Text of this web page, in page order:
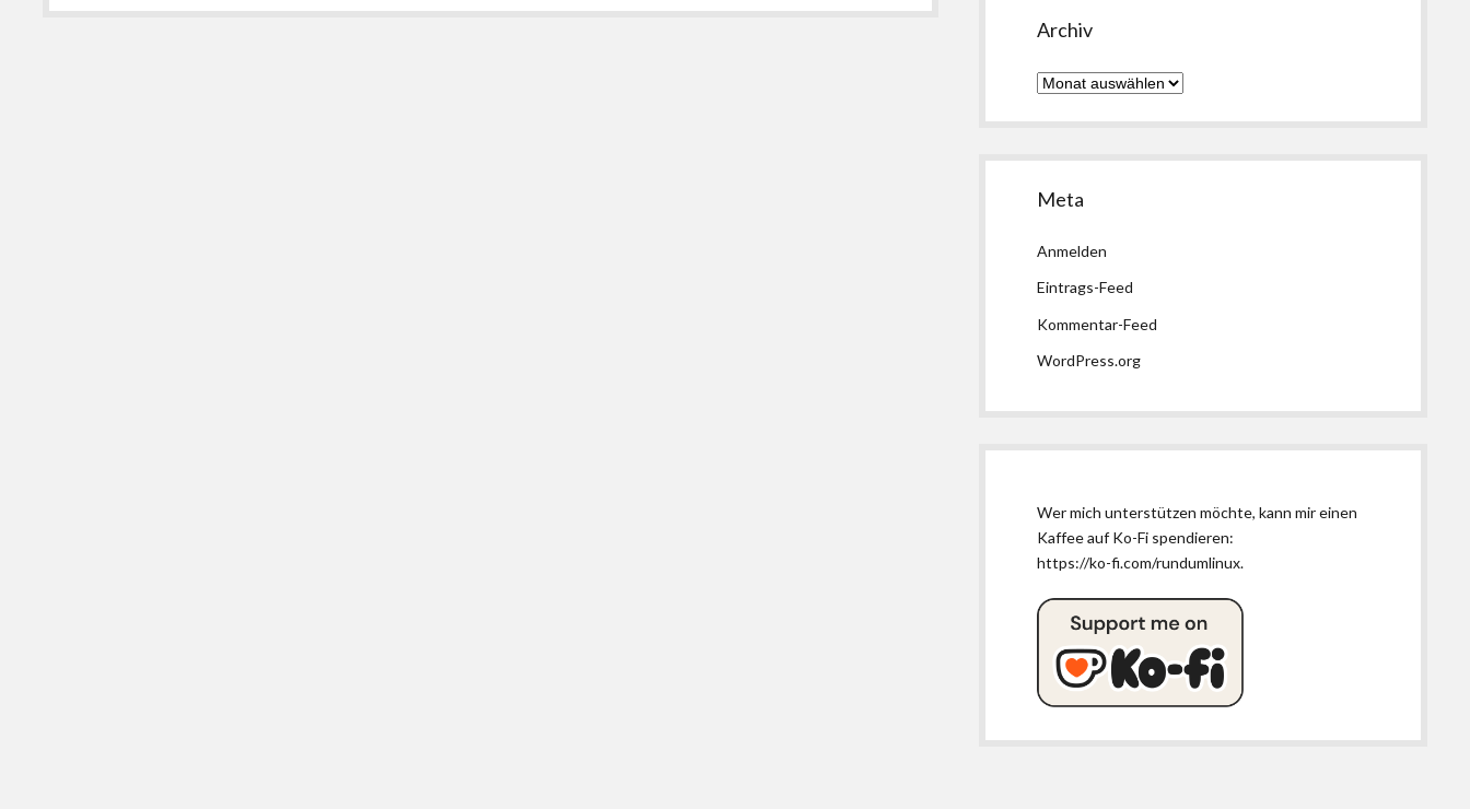
Ubuntu
Archiv
Archiv
Meta
Anmelden
Eintrags-Feed
Kommentar-Feed
WordPress.org
Wer mich unterstützen möchte, kann mir einen
Kaffee auf Ko-Fi spendieren:
https://ko-fi.com/rundumlinux.